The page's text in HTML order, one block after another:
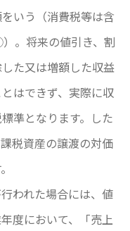
いう（消費税等は含
。将来の値引き、割
た又は増額した収益
はできず、実際に収
準となります。した
税資産の譲渡の対価
われた場合には、値
度において、「売上